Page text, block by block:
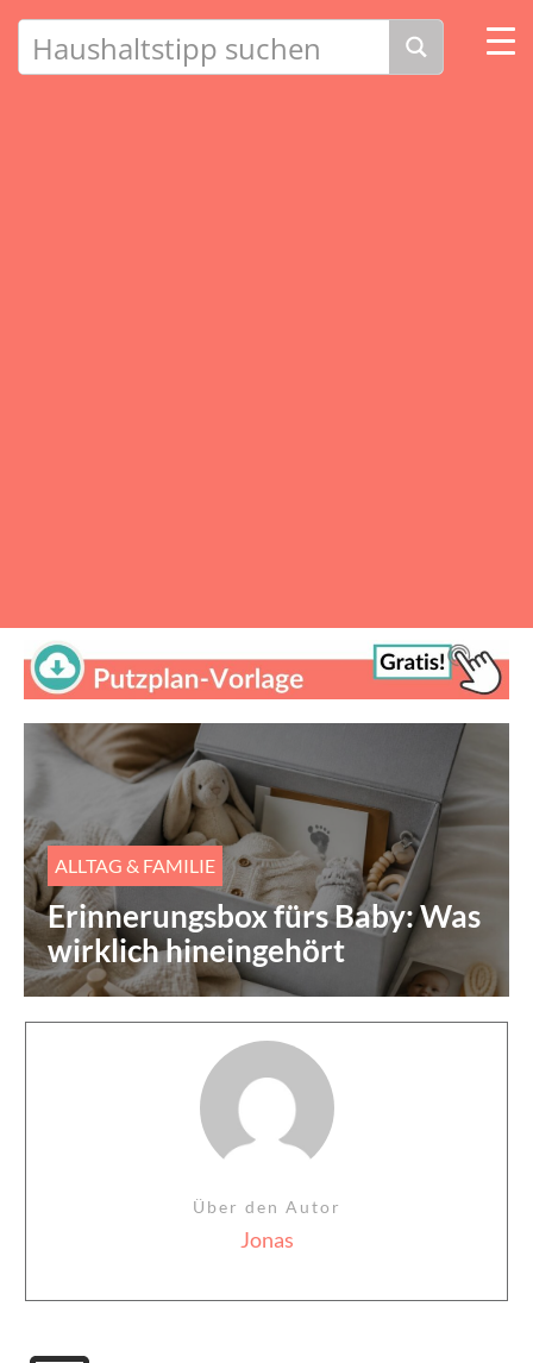
ALLTAG & FAMILIE
Erinnerungsbox fürs Baby: Was
wirklich hineingehört
Über den Autor
Jonas